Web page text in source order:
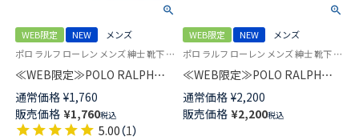
WEB限定 NEW
メンズ
ポロ ラルフ ローレン メンズ 紳士 靴下 カジュアル 26SS
≪WEB限定≫POLO RALPH
LAUREN オーガニックコットン
混 TIE DYE クルー丈 ソックス
メンズ 92012545
通常価格 ¥1,760
販売価格 ¥1,760税込
5.00（1）
WEB限定 NEW
メンズ
ポロ ラルフ ローレン メンズ 紳士 靴下 カジュアル 26SS
≪WEB限定≫POLO RALPH
LAUREN GLEN PLAID WITH
EMBROIDERY クルー丈 ソック
ス メンズ 92012543
通常価格 ¥2,200
販売価格 ¥2,200税込